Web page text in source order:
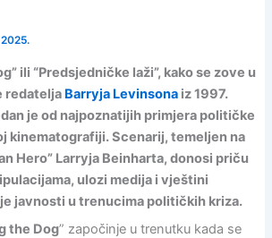
ili “Predsjedničke laži”, kako se zove u
redatelja Barryja Levinsonaiz 1997.
je od najpoznatijih primjera političke
kinematografiji. Scenarij, temeljen na
Hero” Larryja Beinharta, donosi priču
ulozi medija i vještini
javnosti u trenucima političkih kriza.
the Dog” započinje u trenutku kada se